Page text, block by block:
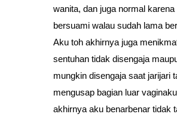
wanita, dan juga normal karena
bersuami walau sudah lama
Aku toh akhirnya juga
sentuhan tidak disengaja
mungkin disengaja saat jarijari
mengusap bagian luar
akhirnya aku benarbenar tidak